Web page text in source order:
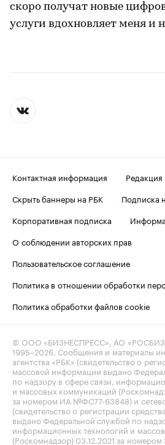
скоро получат новые
услуги вдохновляет меня и
Контактная информация
Редакция
Скрыть баннеры на РБК
Подписка
Корпоративная подписка
О соблюдении авторских прав
Пользовательское соглашение
Политика в отношении обработки
Политика обработки файлов cookie
© ООО «БИЗНЕСПРЕСС», АО
1995–2026 . Сообщения и материалы
агентства «РБК» (свидетельство о
массовой информации выдано
по надзору в сфере связи,
и массовых коммуникаций
за номером ИА №ФС77-63848) и
(свидетельство о регистрации
выдано Федеральной службой по
информационных технологий и
(Роскомнадзор) 03.12.2021 за